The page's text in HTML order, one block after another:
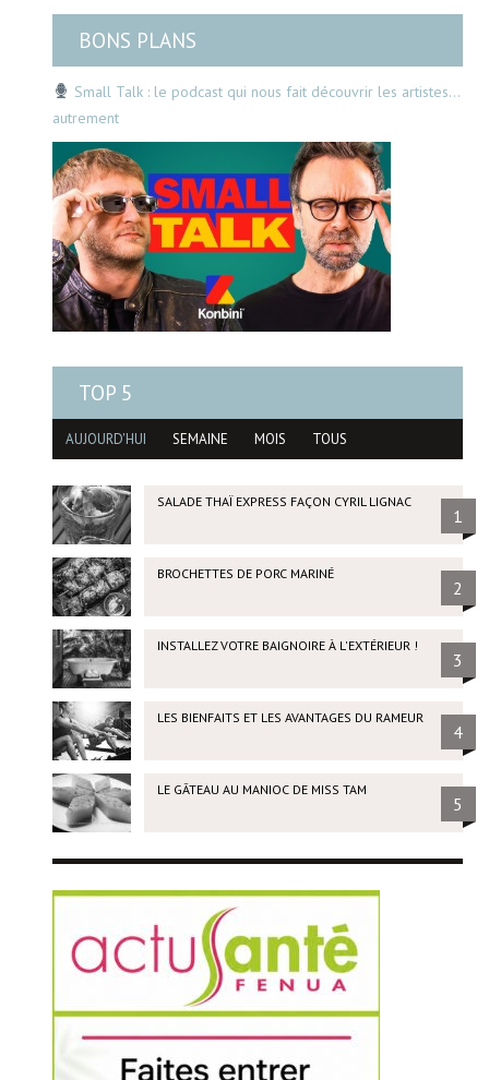
BONS PLANS
Small Talk : le podcast qui nous fait découvrir les artistes…
autrement
TOP 5
AUJOURD'HUI SEMAINE MOIS TOUS
SALADE THAÏ EXPRESS FAÇON CYRIL LIGNAC
1
BROCHETTES DE PORC MARINÉ
2
INSTALLEZ VOTRE BAIGNOIRE À L'EXTÉRIEUR !
3
LES BIENFAITS ET LES AVANTAGES DU RAMEUR
4
LE GÂTEAU AU MANIOC DE MISS TAM
5